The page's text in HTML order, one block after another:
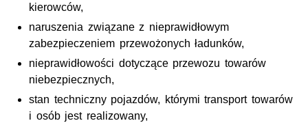
kierowców,
naruszenia związane z nieprawidłowym
zabezpieczeniem przewożonych ładunków,
nieprawidłowości dotyczące przewozu towarów
niebezpiecznych,
stan techniczny pojazdów, którymi transport towarów
i osób jest realizowany,